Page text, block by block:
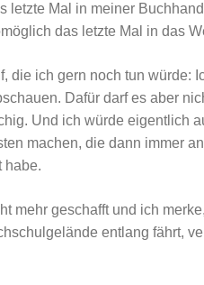
letzte Mal in meiner
das letzte Mal in das
die ich gern noch tun würde:
Dafür darf es aber
Und ich würde eigentlich
machen, die dann immer
habe.
mehr geschafft und ich
entlang fährt,